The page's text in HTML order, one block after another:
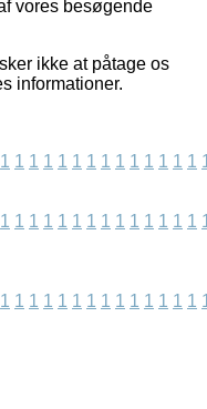
vores besøgende
ikke at påtage os
informationer.
1 1 1 1 1 1 1 1 1 1 1 1 1 1
1 1 1 1 1 1 1 1 1 1 1 1 1 1
1 1 1 1 1 1 1 1 1 1 1 1 1 1